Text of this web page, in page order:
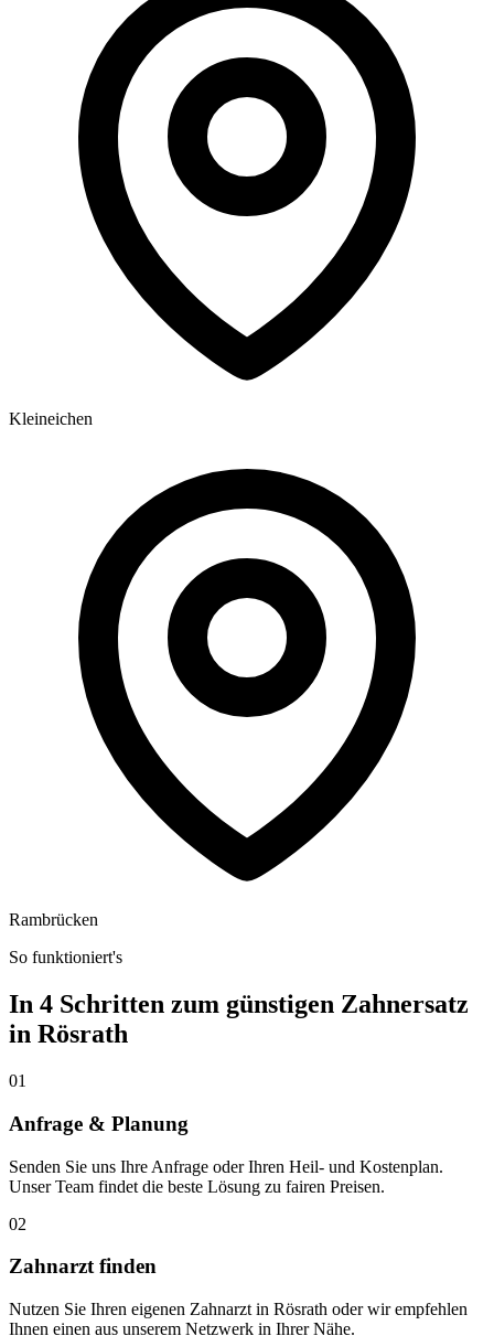
Kleineichen
Rambrücken
So funktioniert's
In 4 Schritten zum günstigen Zahnersatz
in Rösrath
01
Anfrage & Planung
Senden Sie uns Ihre Anfrage oder Ihren Heil- und Kostenplan.
Unser Team findet die beste Lösung zu fairen Preisen.
02
Zahnarzt finden
Nutzen Sie Ihren eigenen Zahnarzt in Rösrath oder wir empfehlen
Ihnen einen aus unserem Netzwerk in Ihrer Nähe.